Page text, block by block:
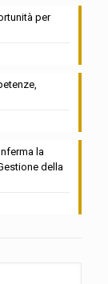
per
la
della